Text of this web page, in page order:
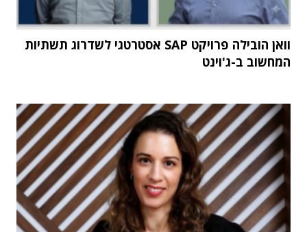
וואן הובילה פרויקט SAP אסטרטגי לשדרוג תשתיות
המחשוב ב-ג'וינט